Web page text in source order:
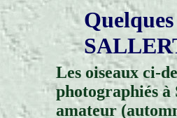
Les oiseaux ci-
photographiés
amateur